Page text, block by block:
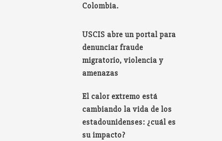
Colombia.
USCIS abre un portal para
denunciar fraude
migratorio, violencia y
amenazas
El calor extremo está
cambiando la vida de los
estadounidenses: ¿cuál es
su impacto?